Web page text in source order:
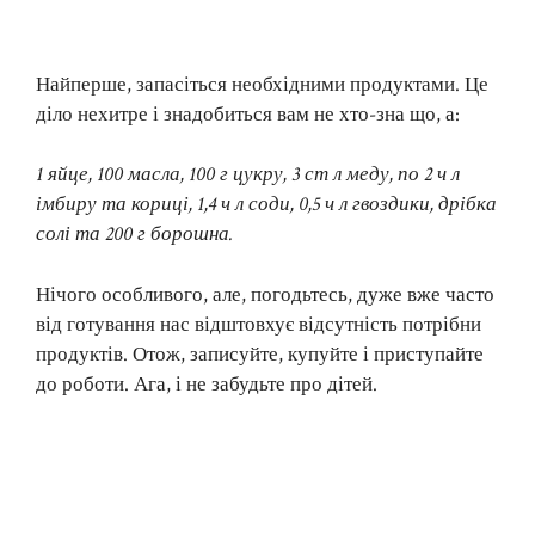
Найперше, запасіться необхідними продуктами. Це
діло нехитре і знадобиться вам не хто-зна що, а:
1 яйце, 100 масла, 100 г цукру, 3 ст л меду, по 2 ч л
імбиру та кориці, 1,4 ч л соди, 0,5 ч л гвоздики, дрібка
солі та 200 г борошна.
Нічого особливого, але, погодьтесь, дуже вже часто
від готування нас відштовхує відсутність потрібни
продуктів. Отож, записуйте, купуйте і приступайте
до роботи. Ага, і не забудьте про дітей.